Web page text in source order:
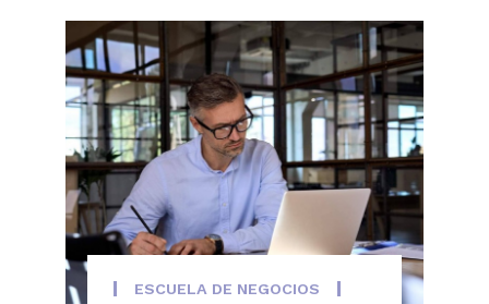
ESCUELA DE NEGOCIOS